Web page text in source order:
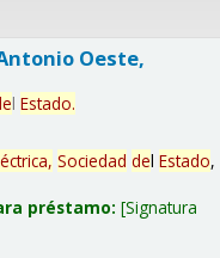
Oeste,
l Estado.
Sociedad del Estado,
préstamo: Signatura